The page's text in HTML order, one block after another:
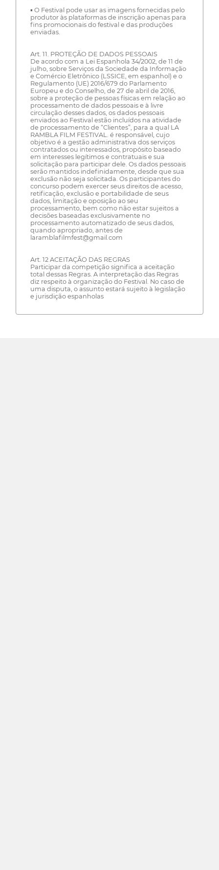
▪ O Festival pode usar as imagens fornecidas pelo
produtor às plataformas de inscrição apenas para
fins promocionais do festival e das produções
enviadas.
Art. 11. PROTEÇÃO DE DADOS PESSOAIS
De acordo com a Lei Espanhola 34/2002, de 11 de
julho, sobre Serviços da Sociedade da Informação
e Comércio Eletrônico (LSSICE, em espanhol) e o
Regulamento (UE) 2016/679 do Parlamento
Europeu e do Conselho, de 27 de abril de 2016,
sobre a proteção de pessoas físicas em relação ao
processamento de dados pessoais e à livre
circulação desses dados, os dados pessoais
enviados ao Festival estão incluídos na atividade
de processamento de “Clientes”, para a qual LA
RAMBLA FILM FESTIVAL. é responsável, cujo
objetivo é a gestão administrativa dos serviços
contratados ou interessados, propósito baseado
em interesses legítimos e contratuais e sua
solicitação para participar dele. Os dados pessoais
serão mantidos indefinidamente, desde que sua
exclusão não seja solicitada. Os participantes do
concurso podem exercer seus direitos de acesso,
retificação, exclusão e portabilidade de seus
dados, limitação e oposição ao seu
processamento, bem como não estar sujeitos a
decisões baseadas exclusivamente no
processamento automatizado de seus dados,
quando apropriado, antes de
laramblafilmfest@gmail.com
Art. 12 ACEITAÇÃO DAS REGRAS
Participar da competição significa a aceitação
total dessas Regras. A interpretação das Regras
diz respeito à organização do Festival. No caso de
uma disputa, o assunto estará sujeito à legislação
e jurisdição espanholas